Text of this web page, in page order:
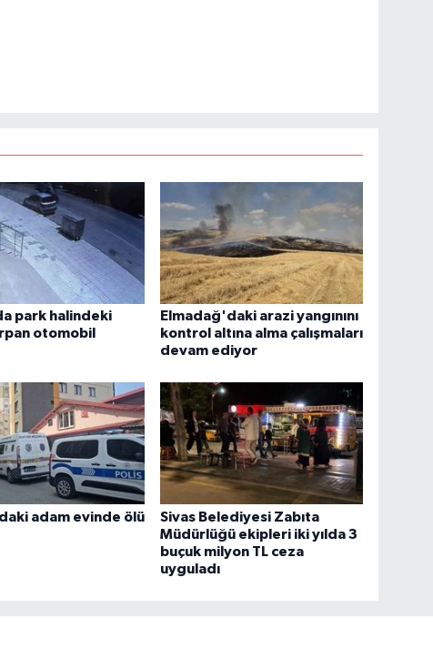
park halindeki
otomobil
Elmadağ'daki arazi yangınını
kontrol altına alma çalışmaları
devam ediyor
adam evinde ölü
Sivas Belediyesi Zabıta
Müdürlüğü ekipleri iki yılda 3
buçuk milyon TL ceza
uyguladı